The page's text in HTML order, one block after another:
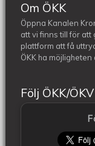
Om ÖKK
Öppna Kanalen
att vi finns till för att
plattform att få
ÖKK ha möjligheten
Följ ÖKK/ÖKV